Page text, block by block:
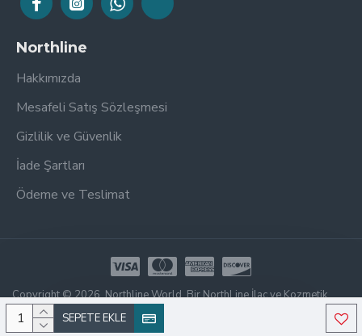
SEPETE EKLE
Northline
Hakkımızda
Mesafeli Satış Sözleşmesi
Gizlilik ve Güvenlik
İade Şartları
Ödeme ve Teslimat
Copyright © 2026, Northline World, Bir NorthLine İlaç ve Kozmetik
Kuruluşudur. Tüm Hakları Saklıdır.